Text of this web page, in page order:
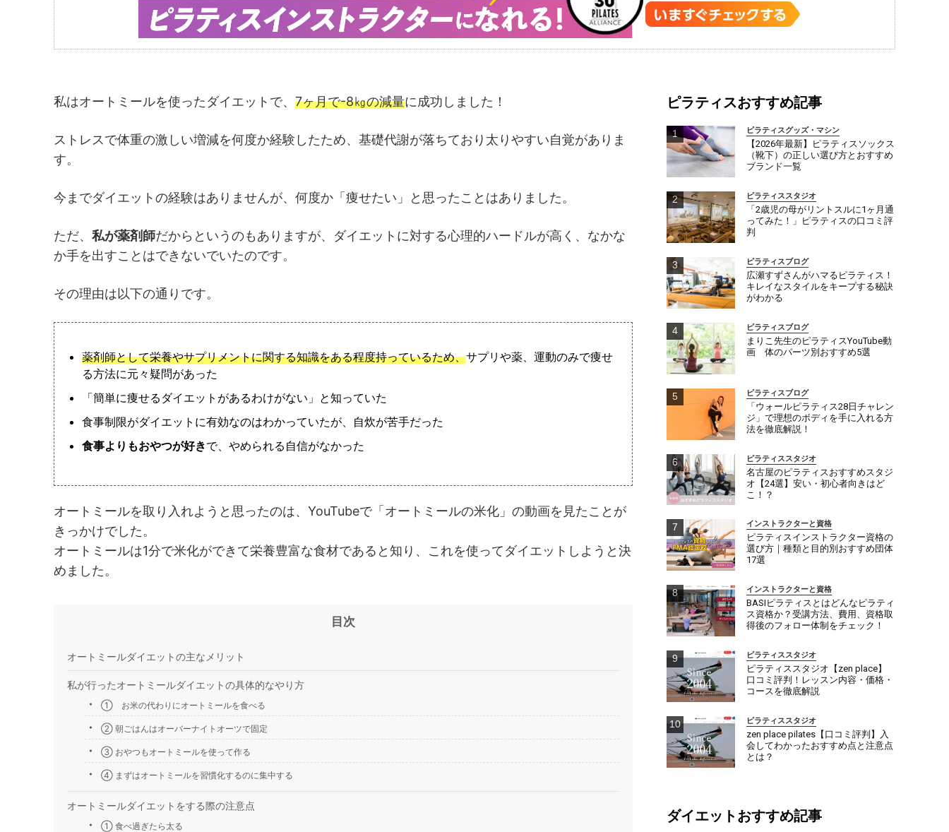
私はオートミールを使ったダイエットで、 7ヶ月で-8㎏の減量に成功しました！
ストレスで体重の激しい増減を何度か経験したため、基礎代謝が落ちており太りやすい自覚がありま
す。
今までダイエットの経験はありませんが、何度か「痩せたい」と思ったことはありました。
ただ、 私が薬剤師だからというのもありますが、ダイエットに対する心理的ハードルが高く、なかな
か手を出すことはできないでいたのです。
その理由は以下の通りです。
薬剤師として栄養やサプリメントに関する知識をある程度持っているため、サプリや薬、運動のみで痩せ
る方法に元々疑問があった
「簡単に痩せるダイエットがあるわけがない」と知っていた
食事制限がダイエットに有効なのはわかっていたが、自炊が苦手だった
食事よりもおやつが好きで、やめられる自信がなかった
オートミールを取り入れようと思ったのは、YouTubeで「オートミールの米化」の動画を見たことが
きっかけでした。
オートミールは1分で米化ができて栄養豊富な食材であると知り、これを使ってダイエットしようと決
めました。
目次
オートミールダイエットの主なメリット
私が行ったオートミールダイエットの具体的なやり方
① お米の代わりにオートミールを食べる
② 朝ごはんはオーバーナイトオーツで固定
③ おやつもオートミールを使って作る
④ まずはオートミールを習慣化するのに集中する
オートミールダイエットをする際の注意点
① 食べ過ぎたら太る
ピラティスおすすめ記事
ピラティスグッズ・マシン
【2026年最新】ピラティスソックス
（靴下）の正しい選び方とおすすめ
ブランド一覧
ピラティススタジオ
「2歳児の母がリントスルに1ヶ月通
ってみた！」ピラティスの口コミ評
判
ピラティスブログ
広瀬すずさんがハマるピラティス！
キレイなスタイルをキープする秘訣
がわかる
ピラティスブログ
まりこ先生のピラティスYouTube動
画 体のパーツ別おすすめ5選
ピラティスブログ
「ウォールピラティス28日チャレン
ジ」で理想のボディを手に入れる方
法を徹底解説！
ピラティススタジオ
名古屋のピラティスおすすめスタジ
オ【24選】安い・初心者向きはど
こ！？
インストラクターと資格
ピラティスインストラクター資格の
選び方｜種類と目的別おすすめ団体
17選
インストラクターと資格
BASIピラティスとはどんなピラティ
ス資格か？受講方法、費用、資格取
得後のフォロー体制をチェック！
ピラティススタジオ
ピラティススタジオ【zen place】
口コミ評判！レッスン内容・価格・
コースを徹底解説
ピラティススタジオ
zen place pilates【口コミ評判】入
会してわかったおすすめ点と注意点
とは？
ダイエットおすすめ記事